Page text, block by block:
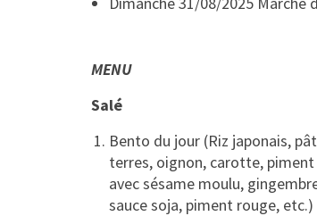
MENU
Salé
Bento du jour (Riz japonais,
terres, oignon, carotte, piment
avec sésame moulu,
sauce soja, piment rouge, etc.)